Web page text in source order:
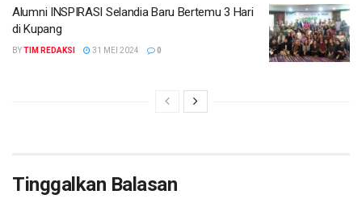
Alumni INSPIRASI Selandia Baru Bertemu 3 Hari
di Kupang
BYTIM REDAKSI 31 MEI 2024 0
Tinggalkan Balasan